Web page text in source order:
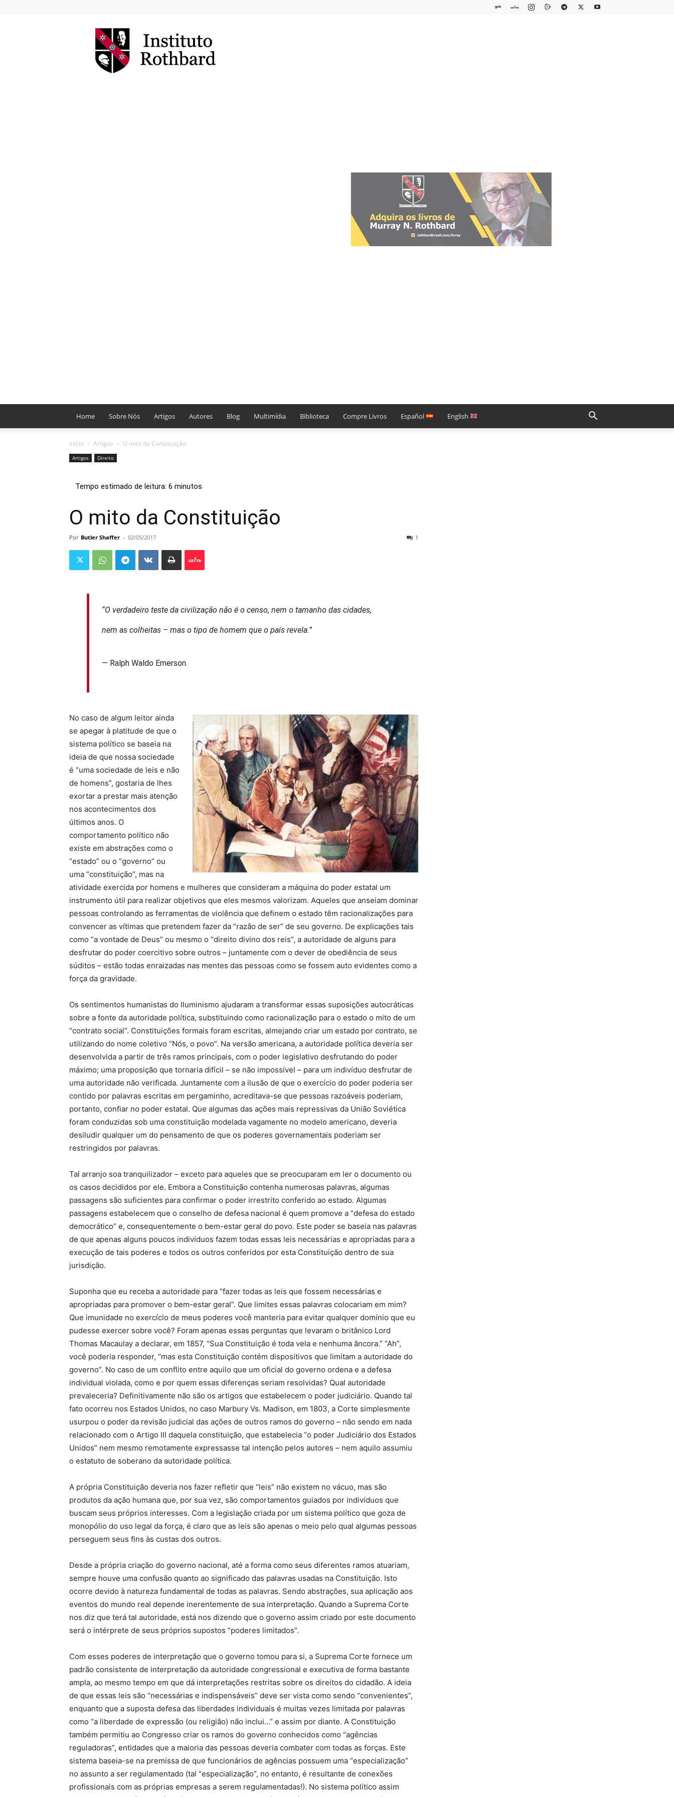
Instituto
Rothbard
Brasil
Home Sobre Nós Artigos Autores Blog Multimídia Biblioteca Compre Livros Español English
Início Artigos O mito da Constituição
Artigos Direito
O mito da Constituição
Por Butler Shaffer - 02/05/2017 1
“O verdadeiro teste da civilização não é o censo, nem o tamanho das cidades,
nem as colheitas – mas o tipo de homem que o país revela.”
— Ralph Waldo Emerson.
No caso de algum leitor ainda
se apegar à platitude de que o
sistema político se baseia na
ideia de que nossa sociedade
é “uma sociedade de leis e não
de homens”, gostaria de lhes
exortar a prestar mais atenção
nos acontecimentos dos
últimos anos. O
comportamento político não
existe em abstrações como o
“estado” ou o “governo” ou
uma “constituição”, mas na
atividade exercida por homens e mulheres que consideram a máquina do poder estatal um
instrumento útil para realizar objetivos que eles mesmos valorizam. Aqueles que anseiam dominar
pessoas controlando as ferramentas de violência que definem o estado têm racionalizações para
convencer as vítimas que pretendem fazer da “razão de ser” de seu governo. De explicações tais
como “a vontade de Deus” ou mesmo o “direito divino dos reis”, a autoridade de alguns para
desfrutar do poder coercitivo sobre outros – juntamente com o dever de obediência de seus
súditos – estão todas enraizadas nas mentes das pessoas como se fossem auto evidentes como a
força da gravidade.
Os sentimentos humanistas do Iluminismo ajudaram a transformar essas suposições autocráticas
sobre a fonte da autoridade política, substituindo como racionalização para o estado o mito de um
“contrato social”. Constituições formais foram escritas, almejando criar um estado por contrato, se
utilizando do nome coletivo “Nós, o povo”. Na versão americana, a autoridade política deveria ser
desenvolvida a partir de três ramos principais, com o poder legislativo desfrutando do poder
máximo; uma proposição que tornaria difícil – se não impossível – para um indivíduo desfrutar de
uma autoridade não verificada. Juntamente com a ilusão de que o exercício do poder poderia ser
contido por palavras escritas em pergaminho, acreditava-se que pessoas razoáveis poderiam,
portanto, confiar no poder estatal. Que algumas das ações mais repressivas da União Soviética
foram conduzidas sob uma constituição modelada vagamente no modelo americano, deveria
desiludir qualquer um do pensamento de que os poderes governamentais poderiam ser
restringidos por palavras.
Tal arranjo soa tranquilizador – exceto para aqueles que se preocuparam em ler o documento ou
os casos decididos por ele. Embora a Constituição contenha numerosas palavras, algumas
passagens são suficientes para confirmar o poder irrestrito conferido ao estado. Algumas
passagens estabelecem que o conselho de defesa nacional é quem promove a “defesa do estado
democrático” e, consequentemente o bem-estar geral do povo. Este poder se baseia nas palavras
de que apenas alguns poucos indivíduos fazem todas essas leis necessárias e apropriadas para a
execução de tais poderes e todos os outros conferidos por esta Constituição dentro de sua
jurisdição.
Suponha que eu receba a autoridade para “fazer todas as leis que fossem necessárias e
apropriadas para promover o bem-estar geral”. Que limites essas palavras colocariam em mim?
Que imunidade no exercício de meus poderes você manteria para evitar qualquer domínio que eu
pudesse exercer sobre você? Foram apenas essas perguntas que levaram o britânico Lord
Thomas Macaulay a declarar, em 1857, “Sua Constituição é toda vela e nenhuma âncora.” “Ah”,
você poderia responder, “mas esta Constituição contém dispositivos que limitam a autoridade do
governo”. No caso de um conflito entre aquilo que um oficial do governo ordena e a defesa
individual violada, como e por quem essas diferenças seriam resolvidas? Qual autoridade
prevaleceria? Definitivamente não são os artigos que estabelecem o poder judiciário. Quando tal
fato ocorreu nos Estados Unidos, no caso Marbury Vs. Madison, em 1803, a Corte simplesmente
usurpou o poder da revisão judicial das ações de outros ramos do governo – não sendo em nada
relacionado com o Artigo III daquela constituição, que estabelecia “o poder Judiciário dos Estados
Unidos” nem mesmo remotamente expressasse tal intenção pelos autores – nem aquilo assumiu
o estatuto de soberano da autoridade política.
A própria Constituição deveria nos fazer refletir que “leis” não existem no vácuo, mas são
produtos da ação humana que, por sua vez, são comportamentos guiados por indivíduos que
buscam seus próprios interesses. Com a legislação criada por um sistema político que goza de
monopólio do uso legal da força, é claro que as leis são apenas o meio pelo qual algumas pessoas
perseguem seus fins às custas dos outros.
Desde a própria criação do governo nacional, até a forma como seus diferentes ramos atuariam,
sempre houve uma confusão quanto ao significado das palavras usadas na Constituição. Isto
ocorre devido à natureza fundamental de todas as palavras. Sendo abstrações, sua aplicação aos
eventos do mundo real depende inerentemente de sua interpretação. Quando a Suprema Corte
nos diz que terá tal autoridade, está nos dizendo que o governo assim criado por este documento
será o intérprete de seus próprios supostos “poderes limitados”.
Com esses poderes de interpretação que o governo tomou para si, a Suprema Corte fornece um
padrão consistente de interpretação da autoridade congressional e executiva de forma bastante
ampla, ao mesmo tempo em que dá interpretações restritas sobre os direitos do cidadão. A ideia
de que essas leis são “necessárias e indispensáveis” deve ser vista como sendo “convenientes”,
enquanto que a suposta defesa das liberdades individuais é muitas vezes limitada por palavras
como “a liberdade de expressão (ou religião) não inclui…” e assim por diante. A Constituição
também permitiu ao Congresso criar os ramos do governo conhecidos como “agências
reguladoras”, entidades que a maioria das pessoas deveria combater com todas as forças. Este
sistema baseia-se na premissa de que funcionários de agências possuem uma “especialização”
no assunto a ser regulamentado (tal “especialização”, no entanto, é resultante de conexões
profissionais com as próprias empresas a serem regulamentadas!). No sistema político assim